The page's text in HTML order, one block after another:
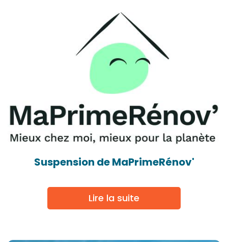
Suspension de MaPrimeRénov'
Lire la suite